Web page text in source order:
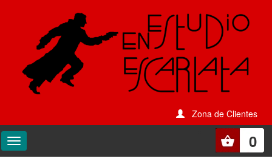
Zona de Clientes
0